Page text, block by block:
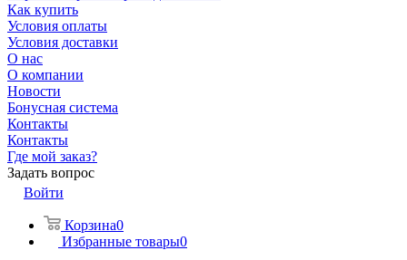
Как купить
Условия оплаты
Условия доставки
О нас
О компании
Новости
Бонусная система
Контакты
Контакты
Где мой заказ?
Задать вопрос
Войти
Корзина0
Избранные товары0